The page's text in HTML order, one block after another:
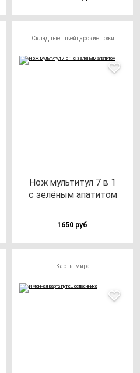
Складные швейцарские ножи
Нож муль­ти­тул 7 в 1
с зе­лё­ным апа­ти­том
1650 руб
Карты мира